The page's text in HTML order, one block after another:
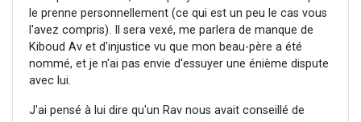
le prenne personnellement (ce qui est un peu le cas vous
l'avez compris). Il sera vexé, me parlera de manque de
Kiboud Av et d'injustice vu que mon beau-père a été
nommé, et je n'ai pas envie d'essuyer une énième dispute
avec lui.
J'ai pensé à lui dire qu'un Rav nous avait conseillé de